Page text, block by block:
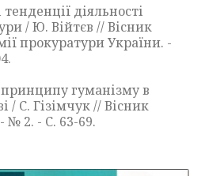
діяльності
/ Ю. Війтєв // Вісник
прокуратури України. -
принципу гуманізму в
/ С. Гізімчук // Вісник
№ 2. - С. 63-69.